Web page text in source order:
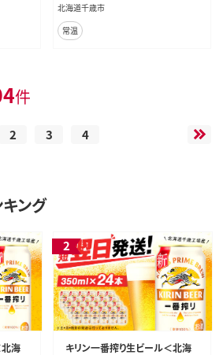
北海道千歳市
常温
件
2 3 4
ング
北海
キリン一番搾り生ビール＜北海